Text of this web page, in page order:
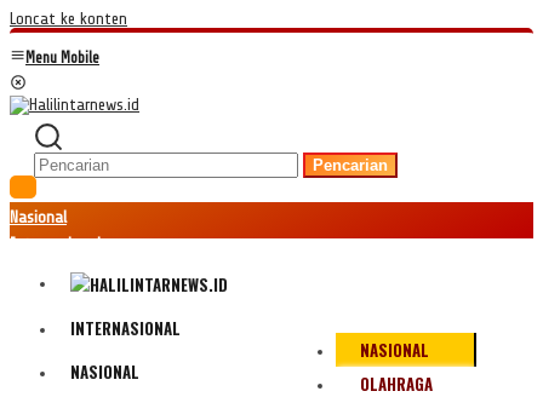
Loncat ke konten
Menu Mobile
Pencarian
Nasional
Internasional
Politik
INTERNASIONAL
NASIONAL
NASIONAL
OLAHRAGA